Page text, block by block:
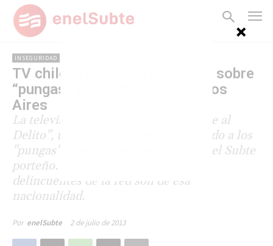
INSEGURIDAD
TV chilena presentó programa sobre
“pungas” trasandinos en Buenos
Aires
La televisión chilena presentó "Pasaje al
Delito", un programa especial dedicado a los
"pungas" trasandinos que operan en el Subte
porteño. Se estima que el 70% de los
delincuentes de la red son de esa
nacionalidad.
Por enelSubte 2 de julio de 2013